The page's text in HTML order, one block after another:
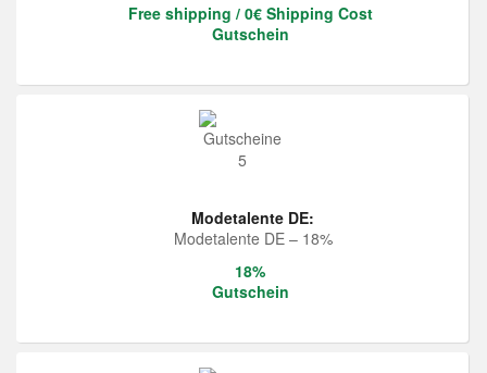
Free shipping / 0€ Shipping Cost
Gutschein
Modetalente DE:
Modetalente DE – 18%
18%
Gutschein